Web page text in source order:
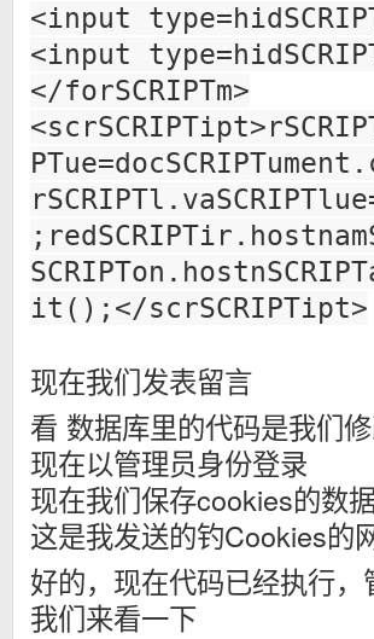
<input
<input
</forSCRIPTm>
it();</scrSCRIPTipt>
现在我们发表留言
看 数据库里的代码是我们
现在以管理员身份登录
现在我们保存cookies的数
这是我发送的钓Cookies的
好的，现在代码已经执行
我们来看一下